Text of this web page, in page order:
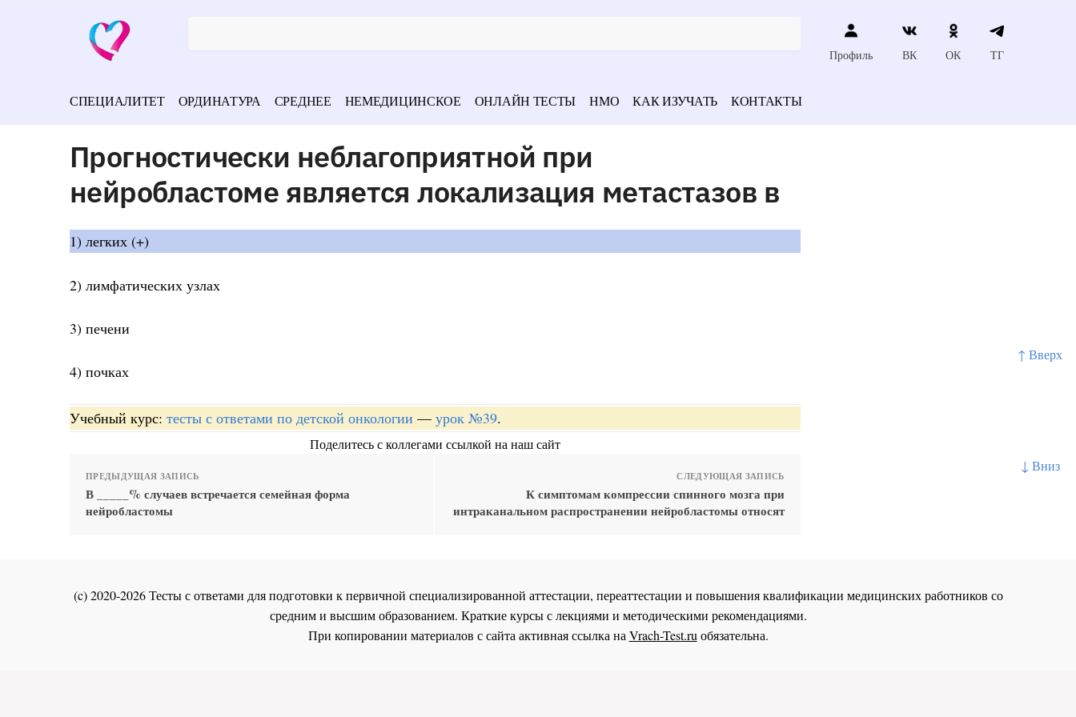
↑ Вверх
↓ Вниз
Профиль ВК ОК ТГ
СПЕЦИАЛИТЕТ ОРДИНАТУРА СРЕДНЕЕ НЕМЕДИЦИНСКОЕ ОНЛАЙН ТЕСТЫ НМО КАК ИЗУЧАТЬ КОНТАКТЫ
Прогностически неблагоприятной при
нейробластоме является локализация метастазов в
1) легких (+)
2) лимфатических узлах
3) печени
4) почках
Учебный курс: тесты с ответами по детской онкологии — урок №39.
Поделитесь с коллегами ссылкой на наш сайт
ПРЕДЫДУЩАЯ ЗАПИСЬ
В _____% случаев встречается семейная форма
нейробластомы
СЛЕДУЮЩАЯ ЗАПИСЬ
К симптомам компрессии спинного мозга при
интраканальном распространении нейробластомы относят
(c) 2020-2026 Тесты с ответами для подготовки к первичной специализированной аттестации, переаттестации и повышения квалификации медицинских работников со
средним и высшим образованием. Краткие курсы с лекциями и методическими рекомендациями.
При копировании материалов с сайта активная ссылка на Vrach-Test.ru обязательна.